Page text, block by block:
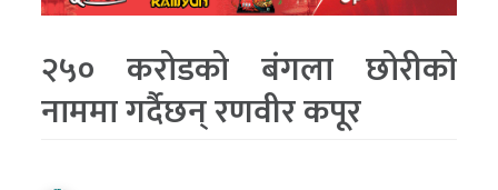
२५० करोडको बंगला छोरीको
नाममा गर्दैछन् रणवीर कपूर